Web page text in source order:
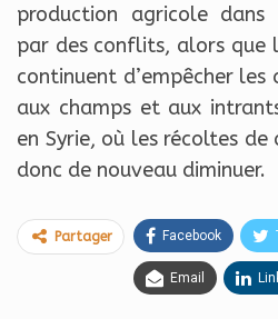
production agricole dans
par des conflits, alors que
continuent d’empêcher les
aux champs et aux
en Syrie, où les récoltes
donc de nouveau diminuer.
Partager Facebook
Email